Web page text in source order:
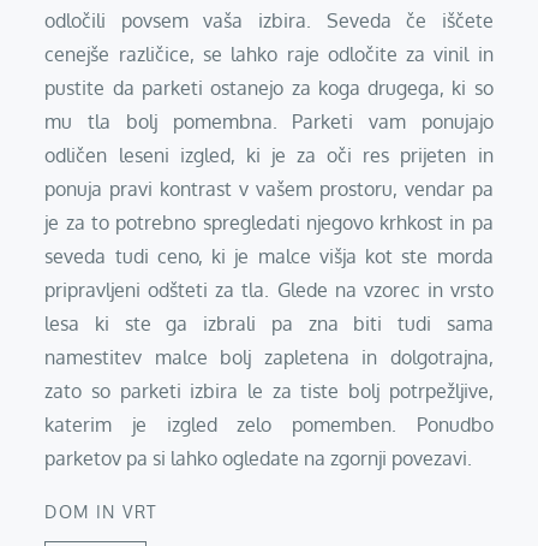
odločili povsem vaša izbira. Seveda če iščete
cenejše različice, se lahko raje odločite za vinil in
pustite da parketi ostanejo za koga drugega, ki so
mu tla bolj pomembna. Parketi vam ponujajo
odličen leseni izgled, ki je za oči res prijeten in
ponuja pravi kontrast v vašem prostoru, vendar pa
je za to potrebno spregledati njegovo krhkost in pa
seveda tudi ceno, ki je malce višja kot ste morda
pripravljeni odšteti za tla. Glede na vzorec in vrsto
lesa ki ste ga izbrali pa zna biti tudi sama
namestitev malce bolj zapletena in dolgotrajna,
zato so parketi izbira le za tiste bolj potrpežljive,
katerim je izgled zelo pomemben. Ponudbo
parketov pa si lahko ogledate na zgornji povezavi.
DOM IN VRT